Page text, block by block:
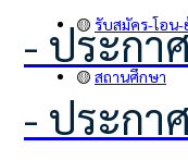
🟡 รับสมัคร-โอน-
🟡 สถานศึกษา
- ประก
- ประก